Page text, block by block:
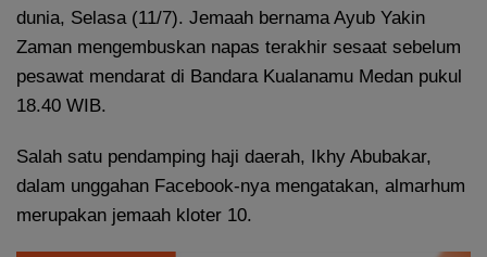
dunia, Selasa (11/7). Jemaah bernama Ayub Yakin
Zaman mengembuskan napas terakhir sesaat sebelum
pesawat mendarat di Bandara Kualanamu Medan pukul
18.40 WIB.
Salah satu pendamping haji daerah, Ikhy Abubakar,
dalam unggahan Facebook-nya mengatakan, almarhum
merupakan jemaah kloter 10.